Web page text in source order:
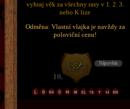
vyhraj věk za všechny rasy v 1. 2. 3.
nebo K lize
Odměna: Vlastní vlajka je navždy za
poloviční cenu!